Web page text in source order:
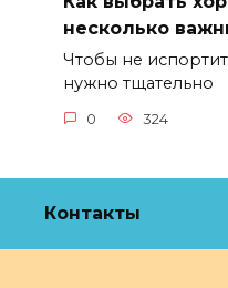
несколько
Чтобы не
нужно тщательно
0 324
Контакты